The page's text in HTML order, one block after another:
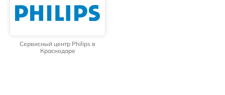
Сервисный центр Philips в
Краснодаре